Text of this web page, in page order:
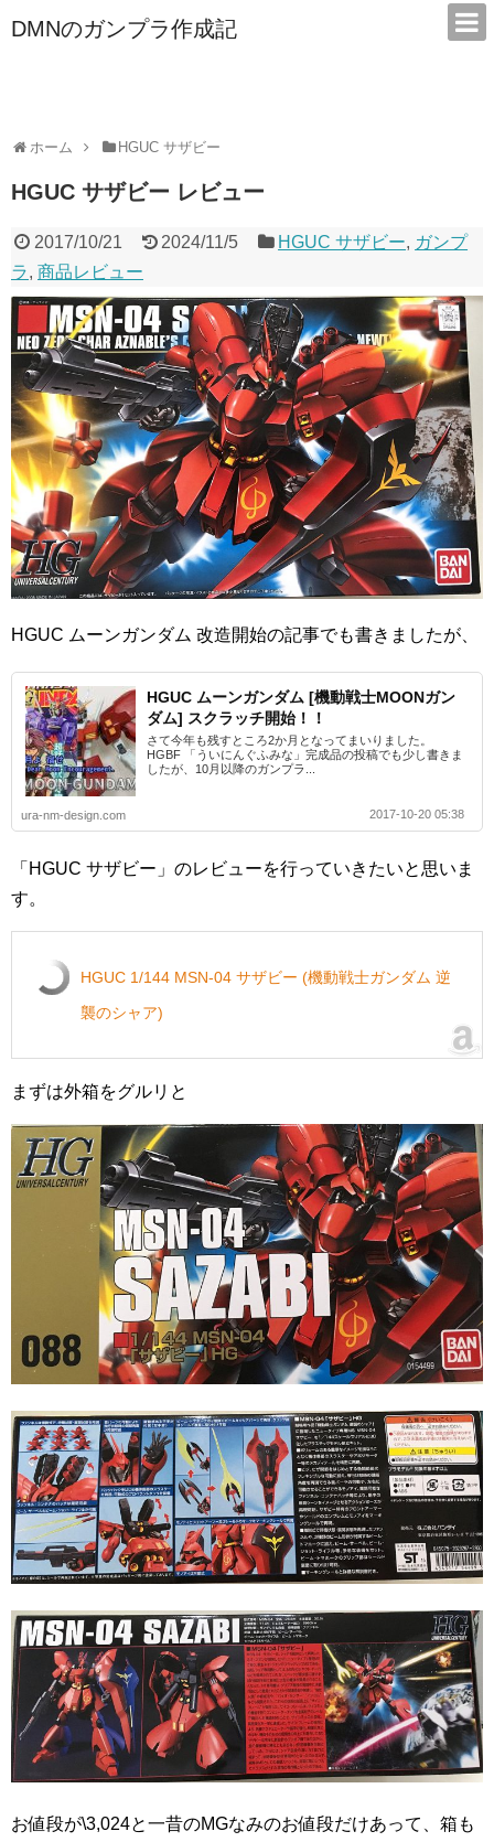
DMNのガンプラ作成記
ホーム HGUC サザビー
HGUC サザビー レビュー
2017/10/21 2024/11/5 HGUC サザビー, ガンプ
ラ, 商品レビュー
HGUC ムーンガンダム 改造開始の記事でも書きましたが、
HGUC ムーンガンダム [機動戦士MOONガン
ダム] スクラッチ開始！！
さて今年も残すところ2か月となってまいりました。
HGBF 「ういにんぐふみな」完成品の投稿でも少し書きま
したが、10月以降のガンプラ...
ura-nm-design.com 2017-10-20 05:38
「HGUC サザビー」のレビューを行っていきたいと思いま
す。
HGUC 1/144 MSN-04 サザビー (機動戦士ガンダム 逆
襲のシャア)
まずは外箱をグルリと
お値段が\3,024と一昔のMGなみのお値段だけあって、箱も